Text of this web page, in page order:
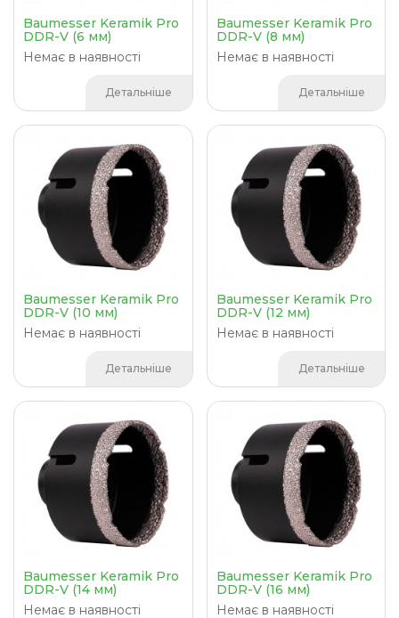
Baumesser Keramik Pro
DDR-V (6 мм)
Немає в наявності
Детальніше
Baumesser Keramik Pro
DDR-V (8 мм)
Немає в наявності
Детальніше
Baumesser Keramik Pro
DDR-V (10 мм)
Немає в наявності
Детальніше
Baumesser Keramik Pro
DDR-V (12 мм)
Немає в наявності
Детальніше
Baumesser Keramik Pro
DDR-V (14 мм)
Немає в наявності
Baumesser Keramik Pro
DDR-V (16 мм)
Немає в наявності